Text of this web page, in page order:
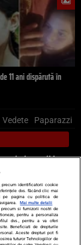
11 ani dispărută în
Vedete Paparazzi
trimite mail la
LIFE STYLE
identificatorii cookie
dvs. făcând clic mai
pe pagina cu politica de
Mai multe detalii
si furnizorii nostri de
pentru a personaliza
dvs., pentru a va oferi
Beneficiati de drepturile
Aceste drepturi pot fi
tuturor Tehnologiilor de